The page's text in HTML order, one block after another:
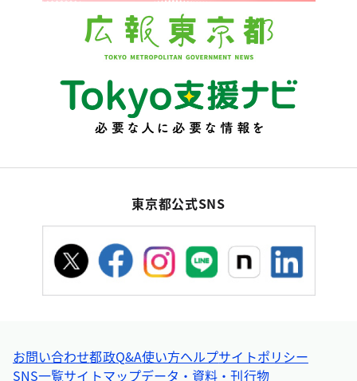
東京都公式SNS
お問い合わせ都政Q&A使い方ヘルプサイトポリシー
SNS一覧サイトマップデータ・資料・刊行物